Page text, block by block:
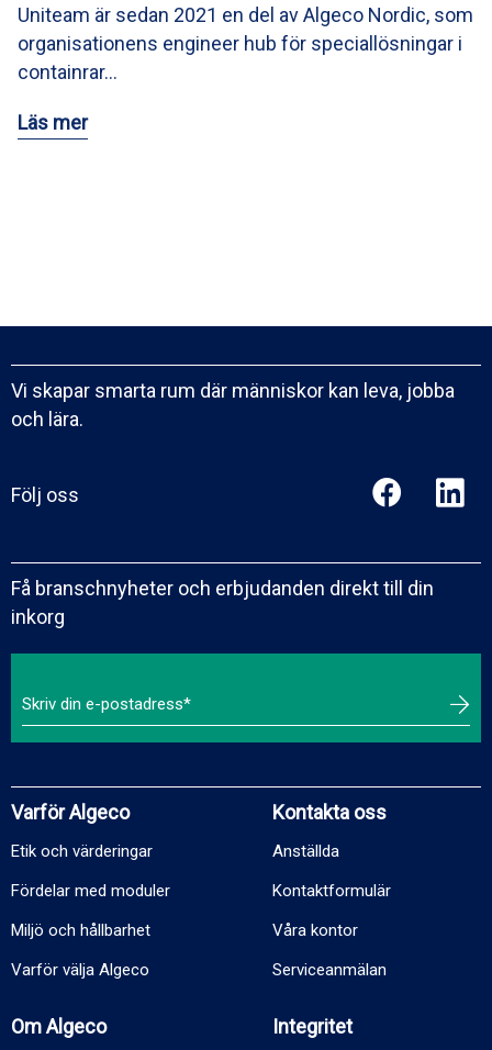
Uniteam är sedan 2021 en del av Algeco Nordic, som
organisationens engineer hub för speciallösningar i
containrar…
Läs mer
Vi skapar smarta rum där människor kan leva, jobba
och lära.
Följ oss
Få branschnyheter och erbjudanden direkt till din
inkorg
Varför Algeco
Etik och värderingar
Fördelar med moduler
Miljö och hållbarhet
Varför välja Algeco
Kontakta oss
Anställda
Kontaktformulär
Våra kontor
Serviceanmälan
Om Algeco Integritet